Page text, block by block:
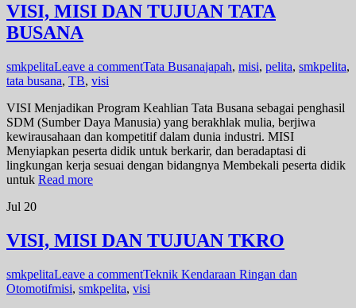
VISI, MISI DAN TUJUAN TATA
BUSANA
smkpelitaLeave a commentTata Busanajapah, misi, pelita, smkpelita,
tata busana, TB, visi
VISI Menjadikan Program Keahlian Tata Busana sebagai penghasil
SDM (Sumber Daya Manusia) yang berakhlak mulia, berjiwa
kewirausahaan dan kompetitif dalam dunia industri. MISI
Menyiapkan peserta didik untuk berkarir, dan beradaptasi di
lingkungan kerja sesuai dengan bidangnya Membekali peserta didik
untuk Read more
Jul 20
VISI, MISI DAN TUJUAN TKRO
smkpelitaLeave a commentTeknik Kendaraan Ringan dan
Otomotifmisi, smkpelita, visi